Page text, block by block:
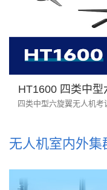
HT1600 四类中
四类中型六旋翼无人机考
无人机室内外集